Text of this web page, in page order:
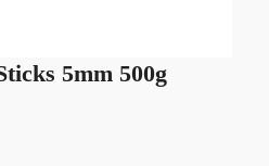
5mm 500g